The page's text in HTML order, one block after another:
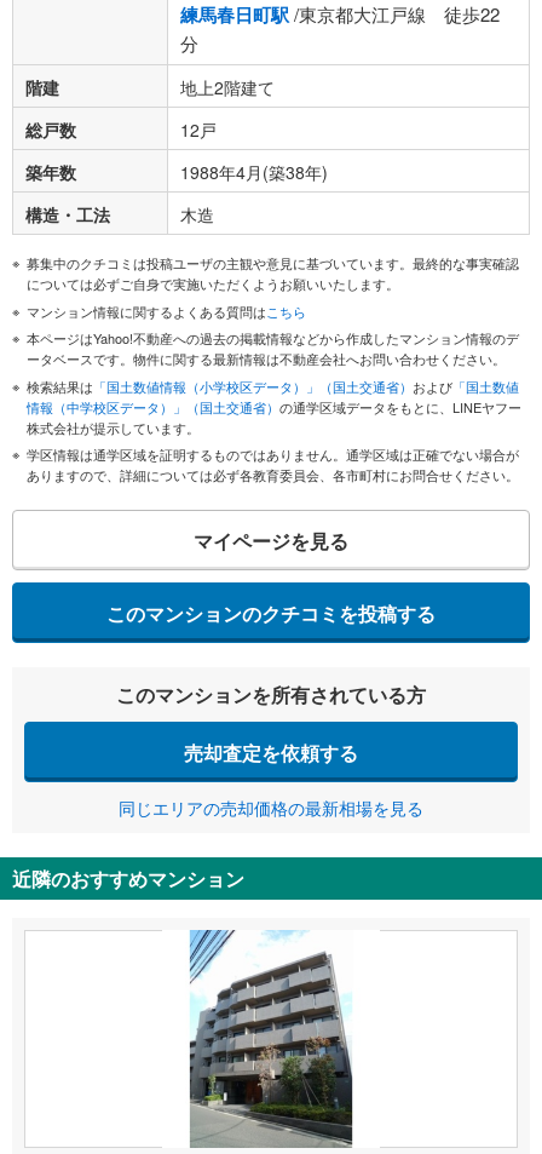
練馬春日町駅/東京都大江戸線 徒歩22
分
階建
地上2階建て
総戸数
12戸
築年数
1988年4月(築38年)
構造・工法
木造
募集中のクチコミは投稿ユーザの主観や意見に基づいています。最終的な事実確認
については必ずご自身で実施いただくようお願いいたします。
マンション情報に関するよくある質問はこちら
本ページはYahoo!不動産への過去の掲載情報などから作成したマンション情報のデ
ータベースです。物件に関する最新情報は不動産会社へお問い合わせください。
検索結果は 「国土数値情報（小学校区データ）」（国土交通省） および 「国土数値
情報（中学校区データ）」（国土交通省） の通学区域データをもとに、LINEヤフー
株式会社が提示しています。
学区情報は通学区域を証明するものではありません。通学区域は正確でない場合が
ありますので、詳細については必ず各教育委員会、各市町村にお問合せください。
マイページを見る
このマンションのクチコミを投稿する
このマンションを所有されている方
売却査定を依頼する
同じエリアの売却価格の最新相場を見る
近隣のおすすめマンション